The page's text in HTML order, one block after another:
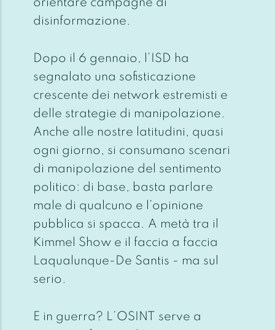
orientare campagne di
disinformazione.
Dopo il 6 gennaio, l’ISD ha
segnalato una sofisticazione
crescente dei network estremisti e
delle strategie di manipolazione.
Anche alle nostre latitudini, quasi
ogni giorno, si consumano scenari
di manipolazione del sentimento
politico: di base, basta parlare
male di qualcuno e l’opinione
pubblica si spacca. A metà tra il
Kimmel Show e il faccia a faccia
Laqualunque-De Santis - ma sul
serio.
E in guerra? L’OSINT serve a